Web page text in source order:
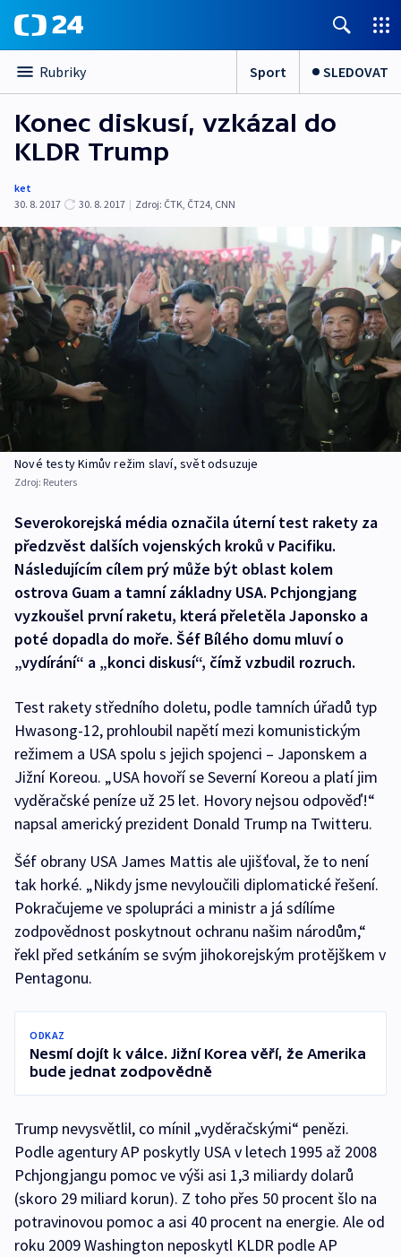
Rubriky Sport SLEDOVAT
Konec diskusí, vzkázal do
KLDR Trump
ket
30. 8. 2017
30. 8. 2017 | Zdroj: ČTK, ČT24, CNN
Nové testy Kimův režim slaví, svět odsuzuje
Zdroj: Reuters
Severokorejská média označila úterní test rakety za
předzvěst dalších vojenských kroků v Pacifiku.
Následujícím cílem prý může být oblast kolem
ostrova Guam a tamní základny USA. Pchjongjang
vyzkoušel první raketu, která přeletěla Japonsko a
poté dopadla do moře. Šéf Bílého domu mluví o
„vydírání“ a „konci diskusí“, čímž vzbudil rozruch.
Test rakety středního doletu, podle tamních úřadů typ
Hwasong-12, prohloubil napětí mezi komunistickým
režimem a USA spolu s jejich spojenci – Japonskem a
Jižní Koreou. „USA hovoří se Severní Koreou a platí jim
vyděračské peníze už 25 let. Hovory nejsou odpověď!“
napsal americký prezident Donald Trump na Twitteru.
Šéf obrany USA James Mattis ale ujišťoval, že to není
tak horké. „Nikdy jsme nevyloučili diplomatické řešení.
Pokračujeme ve spolupráci a ministr a já sdílíme
zodpovědnost poskytnout ochranu našim národům,“
řekl před setkáním se svým jihokorejským protějškem v
Pentagonu.
ODKAZ
Nesmí dojít k válce. Jižní Korea věří, že Amerika
bude jednat zodpovědně
Trump nevysvětlil, co mínil „vyděračskými“ penězi.
Podle agentury AP poskytly USA v letech 1995 až 2008
Pchjongjangu pomoc ve výši asi 1,3 miliardy dolarů
(skoro 29 miliard korun). Z toho přes 50 procent šlo na
potravinovou pomoc a asi 40 procent na energie. Ale od
roku 2009 Washington neposkytl KLDR podle AP